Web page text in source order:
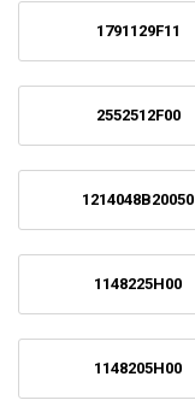
1791129F11
2552512F00
1214048B20050
1148225H00
1148205H00